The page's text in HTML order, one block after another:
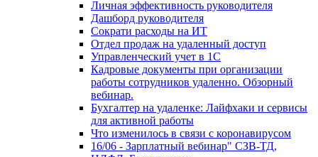
Личная эффективность руководителя
Дашборд руководителя
Сократи расходы на ИТ
Отдел продаж на удаленный доступ
Управленческий учет в 1С
Кадровые документы при организации
работы сотрудников удаленно. Обзорный
вебинар.
Бухгалтер на удаленке: Лайфхаки и сервисы
для активной работы
Что изменилось в связи с коронавирусом
16/06 - Зарплатный вебинар" СЗВ-ТД,